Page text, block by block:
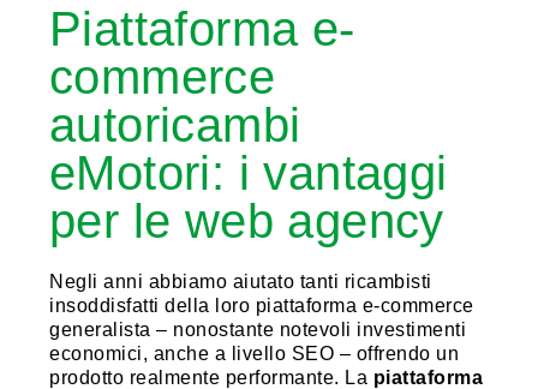
Piattaforma e-
commerce
autoricambi
eMotori: i vantaggi
per le web agency
Negli anni abbiamo aiutato tanti ricambisti
insoddisfatti della loro piattaforma e-commerce
generalista – nonostante notevoli investimenti
economici, anche a livello SEO – offrendo un
prodotto realmente performante. La piattaforma